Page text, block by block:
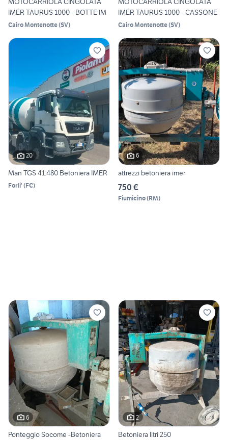
IMER TAURUS 1000 - BOTTE IM
Cairo Montenotte(SV)
IMER TAURUS 1000 - CASSONE
Cairo Montenotte(SV)
20
Man TGS 41.480 Betoniera IMER
Forli' (FC)
6
attrezzi betoniera imer
750 €
Fiumicino(RM)
6
Ponteggio Socome -Betoniera
2
Betoniera litri 250